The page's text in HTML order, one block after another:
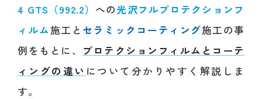
4 GTS（992.2） への光沢フルプロテクションフ
ィルム施工と セラミックコーティング施工の事
例をもとに、 プロテクションフィルムとコーテ
ィングの違い について分かりやすく解説しま
す。